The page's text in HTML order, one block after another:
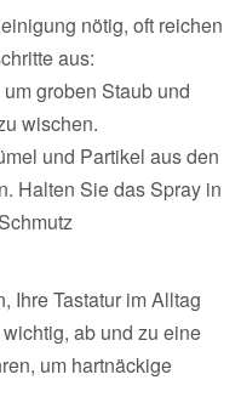
nötig, oft reichen
aus:
groben Staub und
wischen.
und Partikel aus den
Halten Sie das Spray in
Ihre Tastatur im Alltag
ab und zu eine
um hartnäckige